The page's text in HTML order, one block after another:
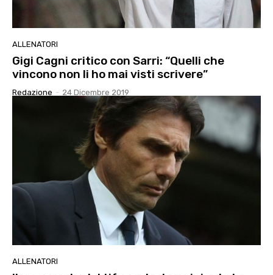
ALLENATORI
Gigi Cagni critico con Sarri: “Quelli che
vincono non li ho mai visti scrivere”
Redazione - 24 Dicembre 2019
ALLENATORI